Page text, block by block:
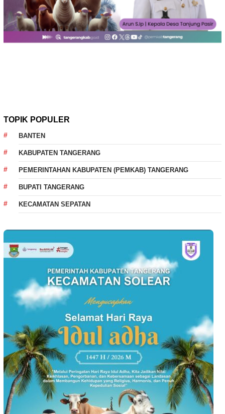
TOPIK POPULER
BANTEN
KABUPATEN TANGERANG
PEMERINTAHAN KABUPATEN (PEMKAB) TANGERANG
BUPATI TANGERANG
KECAMATAN SEPATAN